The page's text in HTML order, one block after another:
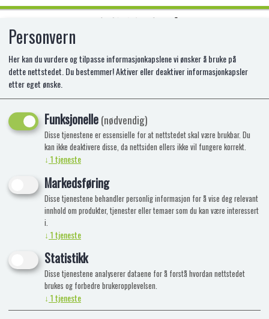
LEGO 76170 IRON MAN MOT
THANOS
LE-76170
Personvern
Her kan du vurdere og tilpasse informasjonkapslene vi ønsker å bruke på
dette nettstedet. Du bestemmer! Aktiver eller deaktiver informasjonkapsler
etter eget ønske.
Funksjonelle(nødvendig)
Disse tjenestene er essensielle for at nettstedet skal være brukbar. Du
kan ikke deaktivere disse, da nettsiden ellers ikke vil fungere korrekt.
↓ 1tjeneste
Markedsføring
Disse tjenestene behandler personlig informasjon for å vise deg relevant
innhold om produkter, tjenester eller temaer som du kan være interessert
i.
↓ 1tjeneste
Statistikk
Disse tjenestene analyserer dataene for å forstå hvordan nettstedet
brukes og forbedre brukeropplevelsen.
↓ 1tjeneste